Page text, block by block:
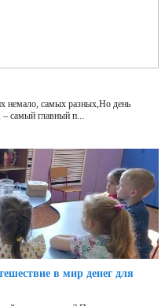
немало, самых разных,Но день
– самый главный п...
в мир денег для